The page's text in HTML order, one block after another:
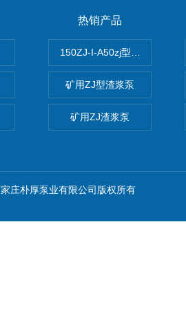
热销产品
150ZJ-I-A50zj型渣浆泵
矿用ZJ型渣浆泵
矿用ZJ渣浆泵
庄朴厚泵业有限公司版权所有